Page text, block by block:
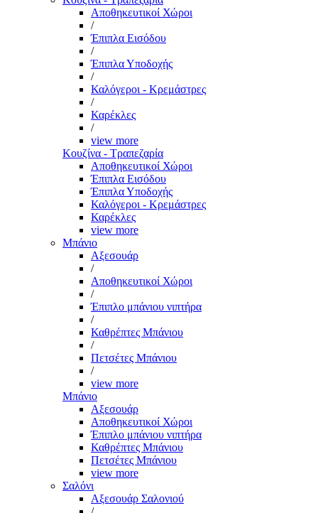
Αποθηκευτικοί Χώροι
/
Έπιπλα Εισόδου
/
Έπιπλα Υποδοχής
/
Καλόγεροι - Κρεμάστρες
/
Καρέκλες
/
view more
Κουζίνα - Τραπεζαρία
Αποθηκευτικοί Χώροι
Έπιπλα Εισόδου
Έπιπλα Υποδοχής
Καλόγεροι - Κρεμάστρες
Καρέκλες
view more
Μπάνιο
Αξεσουάρ
/
Αποθηκευτικοί Χώροι
/
Έπιπλο μπάνιου νιπτήρα
/
Καθρέπτες Μπάνιου
/
Πετσέτες Μπάνιου
/
view more
Μπάνιο
Αξεσουάρ
Αποθηκευτικοί Χώροι
Έπιπλο μπάνιου νιπτήρα
Καθρέπτες Μπάνιου
Πετσέτες Μπάνιου
view more
Σαλόνι
Αξεσουάρ Σαλονιού